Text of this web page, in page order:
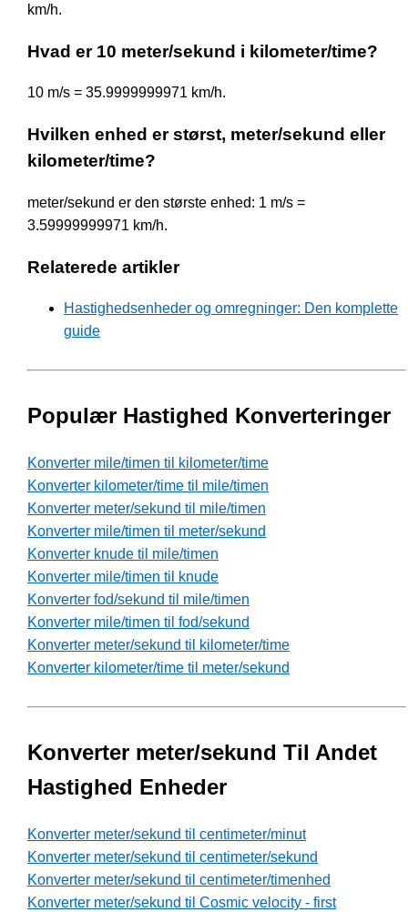
km/h.
Hvad er 10 meter/sekund i kilometer/time?
10 m/s = 35.9999999971 km/h.
Hvilken enhed er størst, meter/sekund eller
kilometer/time?
meter/sekund er den største enhed: 1 m/s =
3.59999999971 km/h.
Relaterede artikler
Hastighedsenheder og omregninger: Den komplette
guide
Populær Hastighed Konverteringer
Konverter mile/timen til kilometer/time
Konverter kilometer/time til mile/timen
Konverter meter/sekund til mile/timen
Konverter mile/timen til meter/sekund
Konverter knude til mile/timen
Konverter mile/timen til knude
Konverter fod/sekund til mile/timen
Konverter mile/timen til fod/sekund
Konverter meter/sekund til kilometer/time
Konverter kilometer/time til meter/sekund
Konverter meter/sekund Til Andet
Hastighed Enheder
Konverter meter/sekund til centimeter/minut
Konverter meter/sekund til centimeter/sekund
Konverter meter/sekund til centimeter/timenhed
Konverter meter/sekund til Cosmic velocity - first